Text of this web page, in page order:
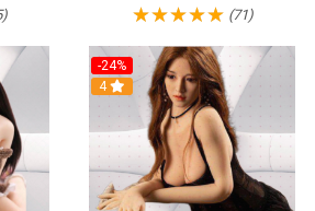
(71)
-24%
4